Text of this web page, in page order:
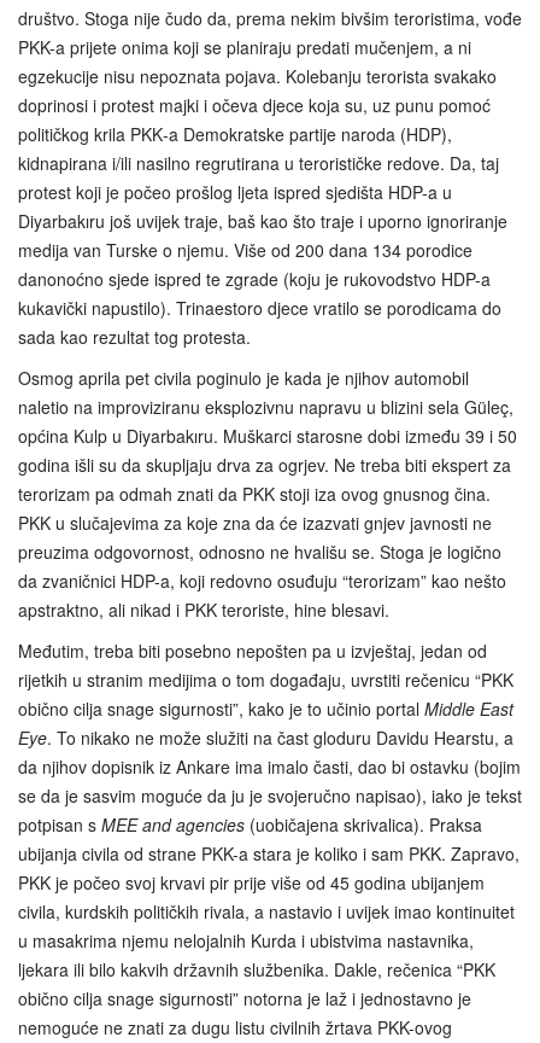
društvo. Stoga nije čudo da, prema nekim bivšim teroristima, vođe
PKK-a prijete onima koji se planiraju predati mučenjem, a ni
egzekucije nisu nepoznata pojava. Kolebanju terorista svakako
doprinosi i protest majki i očeva djece koja su, uz punu pomoć
političkog krila PKK‑a Demokratske partije naroda (HDP),
kidnapirana i/ili nasilno regrutirana u terorističke redove. Da, taj
protest koji je počeo prošlog ljeta ispred sjedišta HDP-a u
Diyarbakıru još uvijek traje, baš kao što traje i uporno ignoriranje
medija van Turske o njemu. Više od 200 dana 134 porodice
danonoćno sjede ispred te zgrade (koju je rukovodstvo HDP-a
kukavički napustilo). Trinaestoro djece vratilo se porodicama do
sada kao rezultat tog protesta.
Osmog aprila pet civila poginulo je kada je njihov automobil
naletio na improviziranu eksplozivnu napravu u blizini sela Güleç,
općina Kulp u Diyarbakıru. Muškarci starosne dobi između 39 i 50
godina išli su da skupljaju drva za ogrjev. Ne treba biti ekspert za
terorizam pa odmah znati da PKK stoji iza ovog gnusnog čina.
PKK u slučajevima za koje zna da će izazvati gnjev javnosti ne
preuzima odgovornost, odnosno ne hvališu se. Stoga je logično
da zvaničnici HDP-a, koji redovno osuđuju “terorizam” kao nešto
apstraktno, ali nikad i PKK teroriste, hine blesavi.
Međutim, treba biti posebno nepošten pa u izvještaj, jedan od
rijetkih u stranim medijima o tom događaju, uvrstiti rečenicu “PKK
obično cilja snage sigurnosti”, kako je to učinio portal Middle East
Eye. To nikako ne može služiti na čast gloduru Davidu Hearstu, a
da njihov dopisnik iz Ankare ima imalo časti, dao bi ostavku (bojim
se da je sasvim moguće da ju je svojeručno napisao), iako je tekst
potpisan s MEE and agencies (uobičajena skrivalica). Praksa
ubijanja civila od strane PKK-a stara je koliko i sam PKK. Zapravo,
PKK je počeo svoj krvavi pir prije više od 45 godina ubijanjem
civila, kurdskih političkih rivala, a nastavio i uvijek imao kontinuitet
u masakrima njemu nelojalnih Kurda i ubistvima nastavnika,
ljekara ili bilo kakvih državnih službenika. Dakle, rečenica “PKK
obično cilja snage sigurnosti” notorna je laž i jednostavno je
nemoguće ne znati za dugu listu civilnih žrtava PKK-ovog